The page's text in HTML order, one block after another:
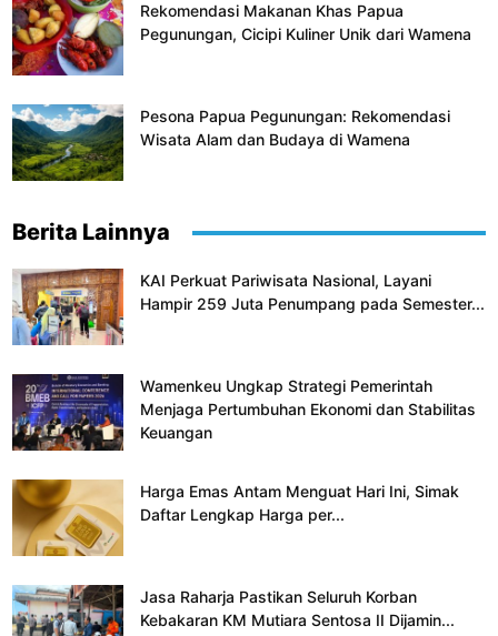
Rekomendasi Makanan Khas Papua
Pegunungan, Cicipi Kuliner Unik dari Wamena
Pesona Papua Pegunungan: Rekomendasi
Wisata Alam dan Budaya di Wamena
Berita Lainnya
KAI Perkuat Pariwisata Nasional, Layani
Hampir 259 Juta Penumpang pada Semester...
Wamenkeu Ungkap Strategi Pemerintah
Menjaga Pertumbuhan Ekonomi dan Stabilitas
Keuangan
Harga Emas Antam Menguat Hari Ini, Simak
Daftar Lengkap Harga per...
Jasa Raharja Pastikan Seluruh Korban
Kebakaran KM Mutiara Sentosa II Dijamin...